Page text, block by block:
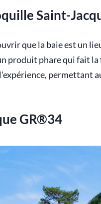
Saint-
que la baie est un
produit phare qui fait la
permettant
GR®34